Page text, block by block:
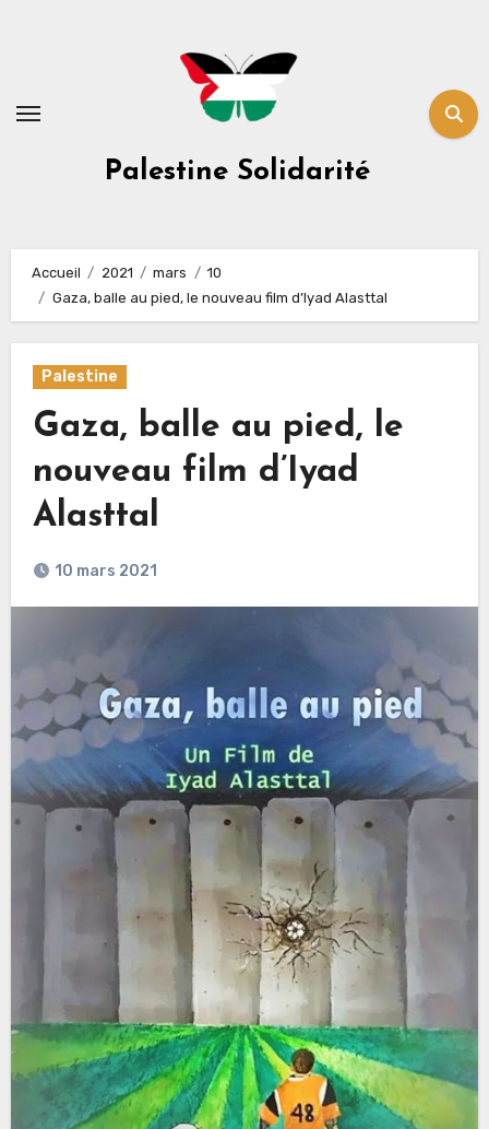
Palestine Solidarité
Accueil 2021 mars
10
Gaza, balle au pied, le nouveau film d’Iyad Alasttal
Palestine
Gaza, balle au pied, le
nouveau film d’Iyad
Alasttal
10 mars 2021